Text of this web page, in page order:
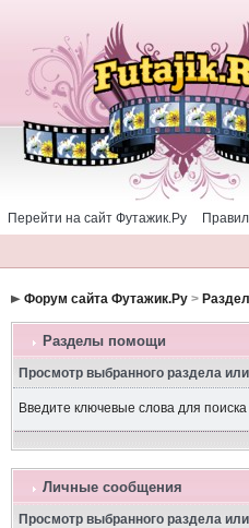
Перейти на сайт Футажик.Ру
Форум сайта Футажик.Ру>
Разделы помощи
Просмотр выбранного раздела
Введите ключевые слова для поиска
Личные сообщения
Просмотр выбранного раздела